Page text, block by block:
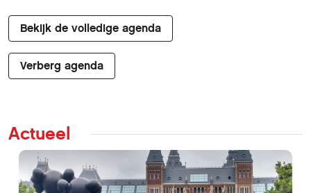
Bekijk de volledige agenda
Verberg agenda
Actueel